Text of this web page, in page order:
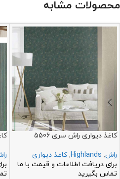
محصولات مشابه
کاغذ دیواری راش سری 5506
راش,
Highlands
, کاغذ دیواری
برای دریافت اطلاعات و قیمت با ما
تماس بگیرید